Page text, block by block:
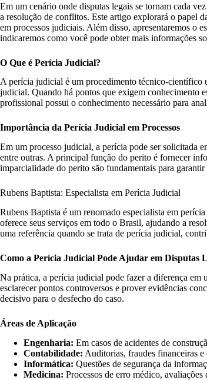
Em um cenário onde disputas legais se tornam cada
a resolução de conflitos. Este artigo explorará o papel
em processos judiciais. Além disso, apresentaremos o
indicaremos como você pode obter mais informações
O Que é Perícia Judicial?
A perícia judicial é um procedimento técnico-científico
judicial. Quando há pontos que exigem conhecimento
profissional possui o conhecimento necessário para
Importância da Perícia Judicial em Processos
Em um processo judicial, a perícia pode ser solicitada
entre outras. A principal função do perito é fornecer
imparcialidade do perito são fundamentais para
Rubens Baptista: Especialista em Perícia Judicial
Rubens Baptista é um renomado especialista em
oferece seus serviços em todo o Brasil, ajudando a
uma referência quando se trata de perícia judicial,
Como a Perícia Judicial Pode Ajudar em Disputas
Na prática, a perícia judicial pode fazer a diferença em
esclarecer pontos controversos e prover evidências
decisivo para o desfecho do caso.
Áreas de Aplicação
Engenharia: Em casos de acidentes de
Contabilidade: Auditorias, fraudes financeiras e
Informática: Questões de segurança da
Medicina: Processos de erro médico,